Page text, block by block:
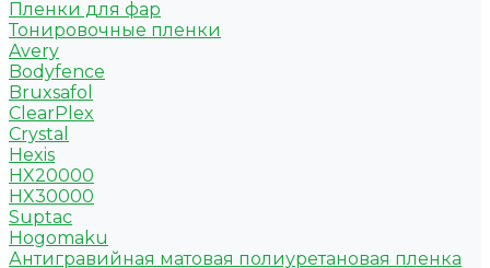
Пленки для фар
Тонировочные пленки
Avery
Bodyfence
Bruxsafol
ClearPlex
Crystal
Hexis
HX20000
HX30000
Suptac
Hogomaku
Антигравийная матовая полиуретановая пленка